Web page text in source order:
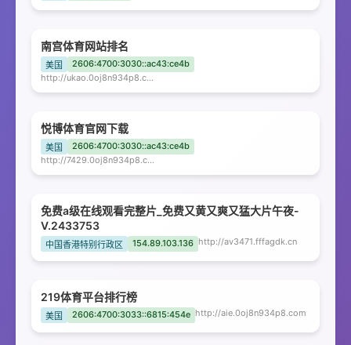
南宫体育网站排名
美国
2606:4700:3030::ac43:ce4b
http://ukao.0oj8n934p8.com
悦博体育官网下载
美国
2606:4700:3030::ac43:ce4b
http://7429.0oj8n934p8.com
免费a级在线观看完整片_免费又黄又爽又猛大片午夜-
V.2433753
中国香港特别行政区 154.89.103.136 http://av3471.fffagdk.cn
219体育平台排行榜
美国 2606:4700:3033::6815:454e http://aie.0oj8n934p8.com